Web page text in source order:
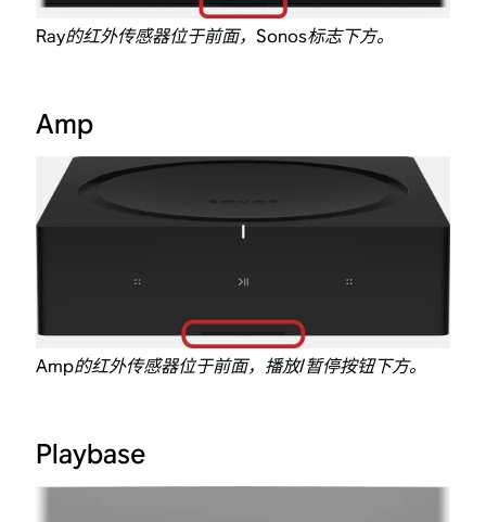
Ray的红外传感器位于前面，Sonos标志下方。
Amp
Amp的红外传感器位于前面，播放/暂停按钮下方。
Playbase